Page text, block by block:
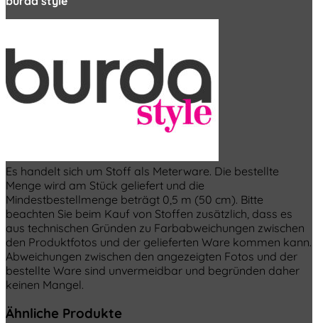
Es handelt sich um Stoff als Meterware. Die bestellte
Menge wird am Stück geliefert und die
Mindestbestellmenge beträgt 0,5 m (50 cm). Bitte
beachten Sie beim Kauf von Stoffen zusätzlich, dass es
aus technischen Gründen zu Farbabweichungen zwischen
den Produktfotos und der gelieferten Ware kommen kann.
Abweichungen zwischen den angezeigten Fotos und der
bestellte Ware sind unvermeidbar und begründen daher
keinen Mangel.
Ähnliche Produkte